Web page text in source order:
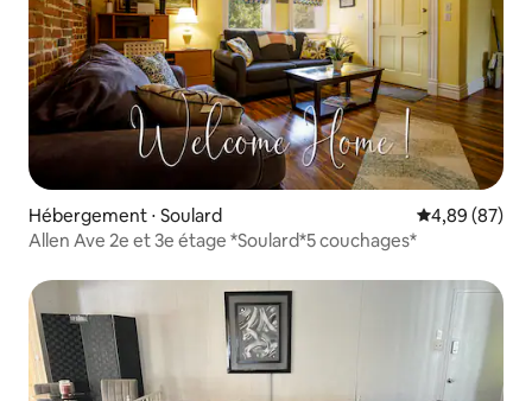
Hébergement ⋅ Soulard Évaluation
4,89 (87)
Allen Ave 2e et 3e étage *Soulard*5 couchages*